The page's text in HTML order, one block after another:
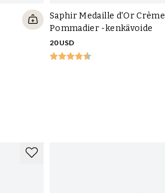
Saphir Medaille d'Or Crème
Pommadier -kenkävoide
20 USD